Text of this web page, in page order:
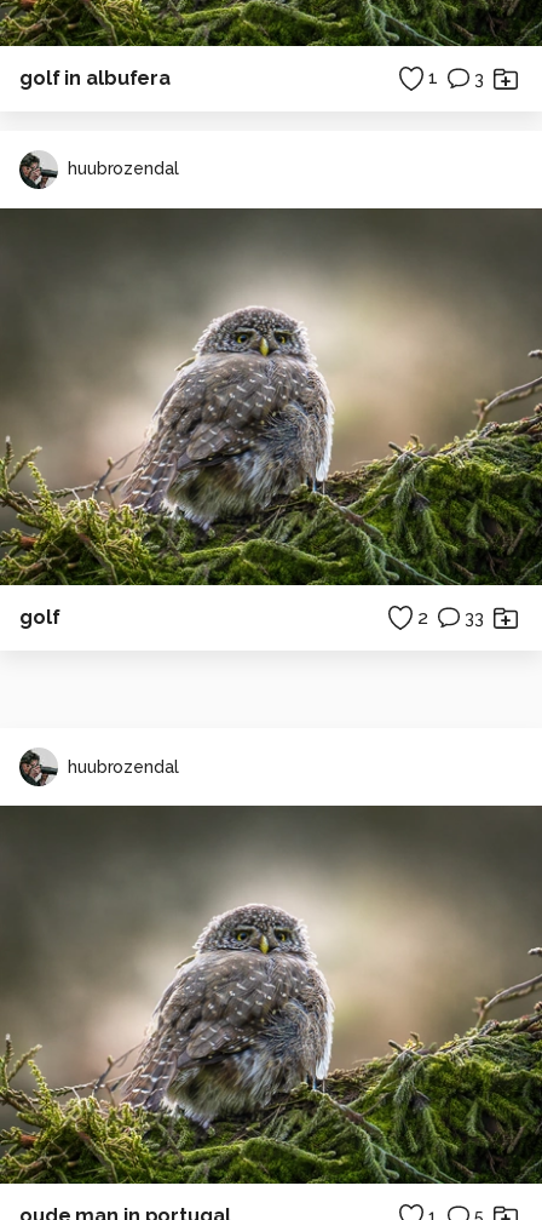
golf in albufera 1 3
huubrozendal
golf 2 33
huubrozendal